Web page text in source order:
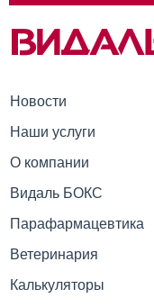
Новости
Наши услуги
О компании
Видаль БОКС
Парафармацевтика
Ветеринария
Калькуляторы